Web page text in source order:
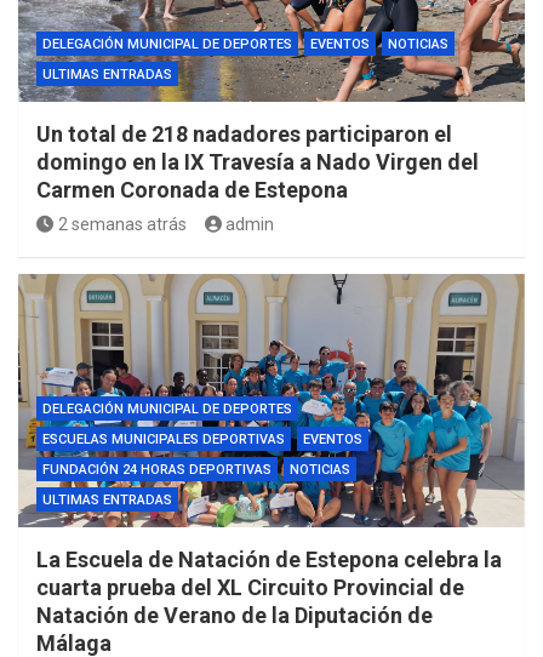
DELEGACIÓN MUNICIPAL DE DEPORTES EVENTOS
NOTICIAS
ULTIMAS ENTRADAS
Un total de 218 nadadores participaron el
domingo en la IX Travesía a Nado Virgen del
Carmen Coronada de Estepona
2 semanas atrás admin
DELEGACIÓN MUNICIPAL DE DEPORTES
ESCUELAS MUNICIPALES DEPORTIVAS
EVENTOS
FUNDACIÓN 24 HORAS DEPORTIVAS
NOTICIAS
ULTIMAS ENTRADAS
La Escuela de Natación de Estepona celebra la
cuarta prueba del XL Circuito Provincial de
Natación de Verano de la Diputación de
Málaga